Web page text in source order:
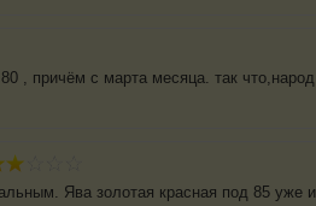
, причём с марта месяца. так
Ява золотая красная под 85 уже